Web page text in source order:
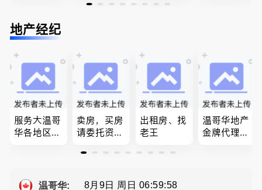
法/公司法/
民事商业诉
最大的华人
律师、多语
种服务、高
效优质、助
您安心乐
业、胜劵稳
操)
婚前协议，
买卖
纠纷，审判
地产经纪
服务大温哥
华各地区的
Sophia Fan
卖房，买房
请委托资深
Summer Sh
评
出租房、找
老王
温哥华地产
金牌代理经
温哥华:
8月9日 周日 06:59:59